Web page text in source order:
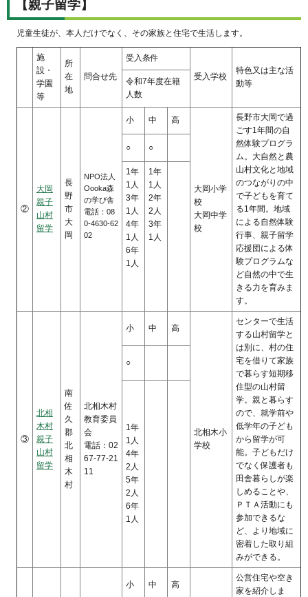
【親子留学】
児童生徒が、本人だけでなく、その家族と住宅で生活します。
施
設・
学園
等
所
在
地
問合せ先
受入条件
受入学校
特色又は主な活
動等
令和7年度在籍
人数
②
大岡
親子
山村
留学
長
野
市
大
岡
NPO法人
Oooka森
の学び舎
電話：08
0-4630-62
02
小 中 高
大岡小学
校
大岡中学
校
長野市大岡で過
ごす1年間の自
然体験プログラ
ム。大自然と農
山村文化と地域
のつながりの中
で子どもを育て
る1年間。地域
による自然体験
行事、親子留学
応援団による体
験プログラムな
ど自然の中で生
きる力を育みま
す。
○ ○
1年
1人
3年
1人
4年
1人
6年
1人
1年
1人
2年
2人
3年
1人
③
北相
木村
親子
山村
留学
南
佐
久
郡
北
相
木
村
北相木村
教育委員
会
電話：02
67-77-21
11
小 中 高
北相木小
学校
センターで生活
する山村留学と
は別に、村の住
宅を借りて家族
で暮らす短期移
住型の山村留
学。親と暮らす
ので、就学前や
低学年の子ども
から留学が可
能。子どもだけ
でなく保護者も
田舎暮らしが楽
しめることや、
ＰＴＡ活動にも
参加できるな
ど、より地域に
密着した取り組
みができる。
○
1年
1人
4年
2人
5年
2人
6年
1人
小 中 高
公営住宅や空き
家を紹介しま